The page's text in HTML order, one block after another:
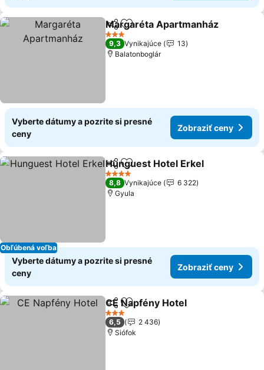
ZdieľaťPridať do obľúbených
Margaréta Apartmanház
3 Počet hviezdičiek
9,3 Vynikajúce
13
Balatonboglár
Vyberte dátumy a pozrite si presné
ceny
Zobraziť ceny
Obľúbená voľba
ZdieľaťPridať do obľúbených
Hunguest Hotel Erkel
4 Počet hviezdičiek
8,8 Vynikajúce
6 322
Gyula
Vyberte dátumy a pozrite si presné
ceny
Zobraziť ceny
ZdieľaťPridať do obľúbených
CE Napfény Hotel
3 Počet hviezdičiek
6,5
2 436
Siófok